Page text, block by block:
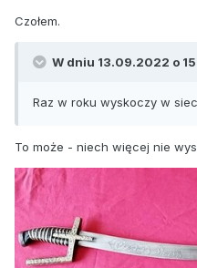
Czołem.
W dniu 13.09.2022 o
Raz w roku wyskoczy w
To może - niech więcej nie